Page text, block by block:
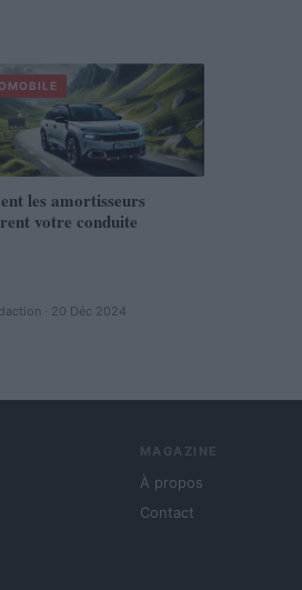
les amortisseurs
votre conduite
· 20 Déc 2024
MAGAZINE
À propos
Contact